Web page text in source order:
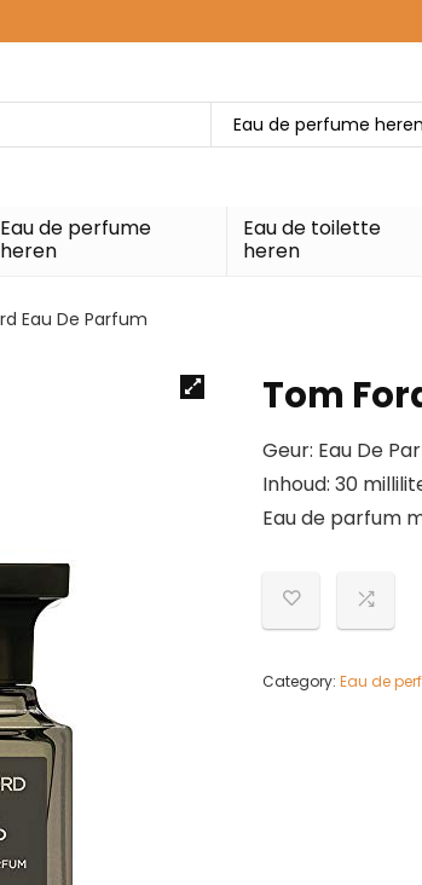
Eau de perfume heren
Eau de perfume
heren
Eau de toilette
heren
Eau De Parfum
Tom
Geur: Eau De
Inhoud: 30
Eau de parfum
Category: Eau de